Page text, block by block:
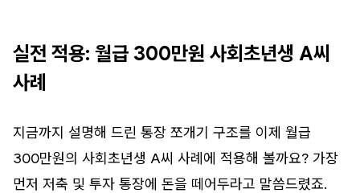
실전 적용: 월급 300만원 사회초년생 A씨
사례
지금까지 설명해 드린 통장 쪼개기 구조를 이제 월급
300만원의 사회초년생 A씨 사례에 적용해 볼까요? 가장
먼저 저축 및 투자 통장에 돈을 떼어두라고 말씀드렸죠.